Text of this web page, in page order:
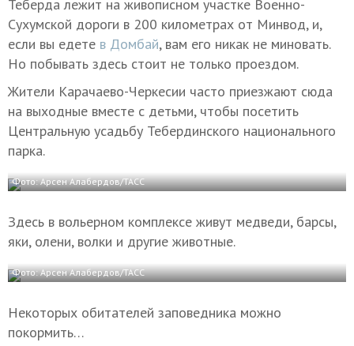
Теберда лежит на живописном участке Военно-
Сухумской дороги в 200 километрах от Минвод, и,
если вы едете в Домбай, вам его никак не миновать.
Но побывать здесь стоит не только проездом.
Жители Карачаево-Черкесии часто приезжают сюда
на выходные вместе с детьми, чтобы посетить
Центральную усадьбу Тебердинского национального
парка.
Фото: Арсен Алабердов/ТАСС
Здесь в вольерном комплексе живут медведи, барсы,
яки, олени, волки и другие животные.
Фото: Арсен Алабердов/ТАСС
Некоторых обитателей заповедника можно
покормить…